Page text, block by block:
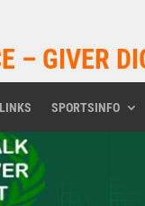
– GIVER
LINKS SPORTSINFO